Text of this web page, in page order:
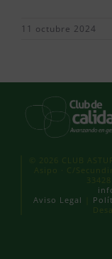
11 octubre 2024
© 2026 CLUB
Asipo · C/
Aviso Legal